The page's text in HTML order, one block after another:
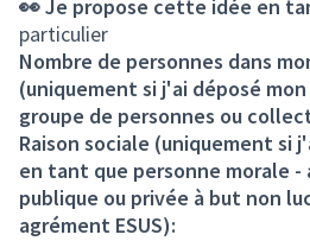
👀 Je propose cette idée en
particulier
Nombre de personnes dans
(uniquement si j'ai déposé
groupe de personnes ou
Raison sociale (uniquement si
en tant que personne morale
publique ou privée à but non
agrément ESUS):